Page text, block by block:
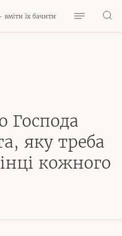
вміти їх бачити
Господа
яку треба
кожного